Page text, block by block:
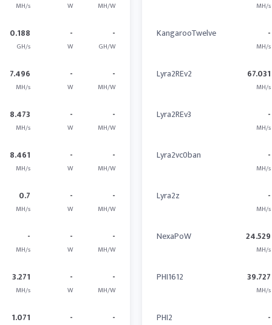
MH/s W MH/W
0.188
GH/s
-
W
-
GH/W
7.496
MH/s
-
W
-
MH/W
8.473
MH/s
-
W
-
MH/W
8.461
MH/s
-
W
-
MH/W
0.7
MH/s
-
W
-
MH/W
-
MH/s
-
W
-
MH/W
3.271
MH/s
-
W
-
MH/W
1.071 - -
MH/s
KangarooTwelve -
MH/s
Lyra2REv2 67.031
MH/s
Lyra2REv3 -
MH/s
Lyra2vc0ban -
MH/s
Lyra2z -
MH/s
NexaPoW 24.529
MH/s
PHI1612 39.727
MH/s
PHI2 -